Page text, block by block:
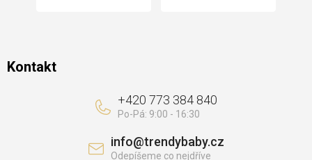
Kontakt
info@trendybaby.cz
+420 773 384 840